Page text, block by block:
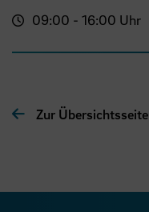
09:00 - 16:00 Uhr
Zur Übersichtsseite